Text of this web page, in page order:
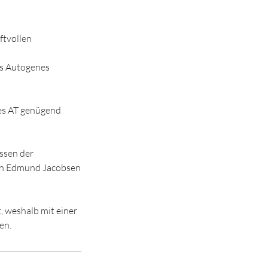
Autogenes
AT genügend
der
Edmund Jacobsen
weshalb mit einer